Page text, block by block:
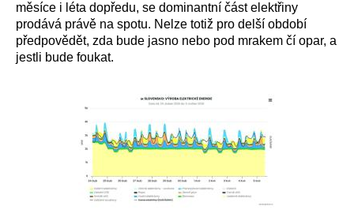
měsíce i léta dopředu, se dominantní část elektřiny
prodává právě na spotu. Nelze totiž pro delší období
předpovědět, zda bude jasno nebo pod mrakem čí opar, a
jestli bude foukat.